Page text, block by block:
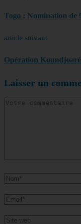
Togo : Nomination de
article suivant
Opération
Laisser un